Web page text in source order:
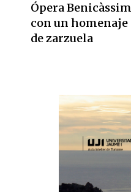
Ópera
con un
de zarzuela